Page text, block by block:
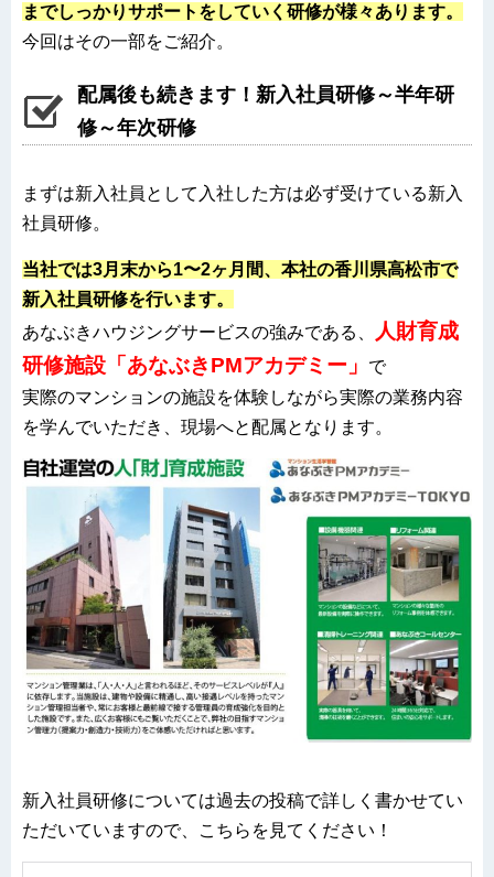
までしっかりサポートをしていく研修が様々あります。
今回はその一部をご紹介。
配属後も続きます！新入社員研修～半年研
修～年次研修
まずは新入社員として入社した方は必ず受けている新入
社員研修。
当社では3月末から1〜2ヶ月間、本社の香川県高松市で
新入社員研修を行います。
あなぶきハウジングサービスの強みである、
人財育成
研修施設「あなぶきPMアカデミー」
で
実際のマンションの施設を体験しながら実際の業務内容
を学んでいただき、現場へと配属となります。
新入社員研修については過去の投稿で詳しく書かせてい
ただいていますので、こちらを見てください！